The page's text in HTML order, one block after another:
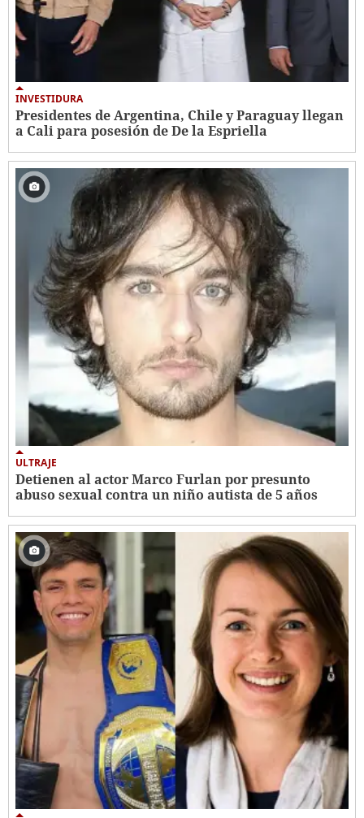
INVESTIDURA
Presidentes de Argentina, Chile y Paraguay llegan
a Cali para posesión de De la Espriella
ULTRAJE
Detienen al actor Marco Furlan por presunto
abuso sexual contra un niño autista de 5 años